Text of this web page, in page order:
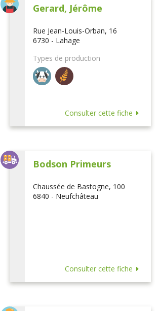
Gerard, Jérôme
Rue Jean-Louis-Orban, 16
6730 - Lahage
Types de production
Consulter cette fiche
Bodson Primeurs
Chaussée de Bastogne, 100
6840 - Neufchâteau
Consulter cette fiche